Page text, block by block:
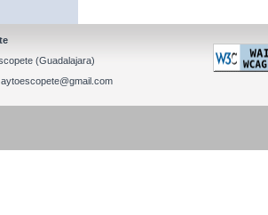
(Guadalajara)